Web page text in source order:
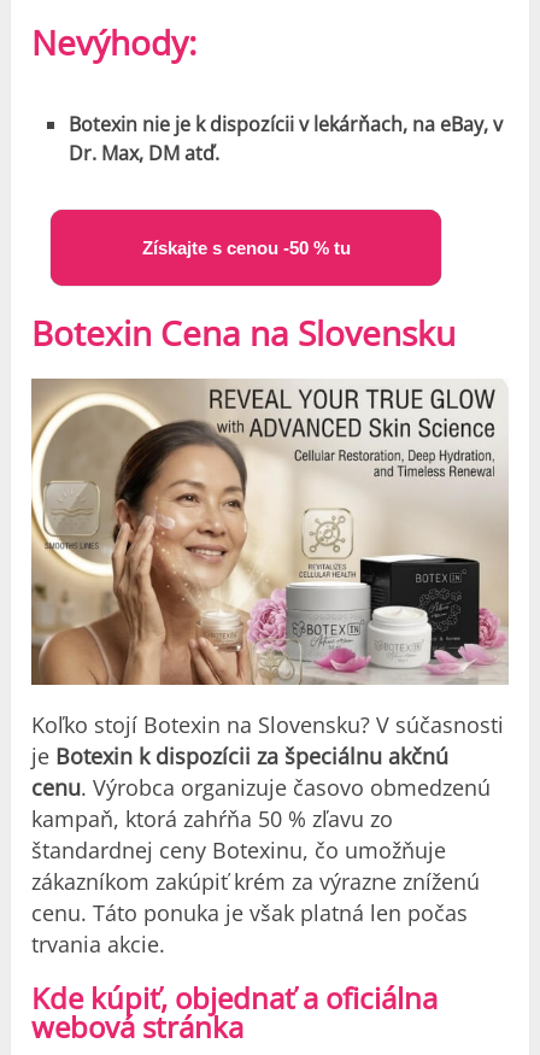
Nevýhody:
Botexin nie je k dispozícii v lekárňach, na eBay, v
Dr. Max, DM atď.
Získajte s cenou -50 % tu
Botexin Cena na Slovensku
Koľko stojí Botexin na Slovensku? V súčasnosti
je Botexin k dispozícii za špeciálnu akčnú
cenu. Výrobca organizuje časovo obmedzenú
kampaň, ktorá zahŕňa 50 % zľavu zo
štandardnej ceny Botexinu, čo umožňuje
zákazníkom zakúpiť krém za výrazne zníženú
cenu. Táto ponuka je však platná len počas
trvania akcie.
Kde kúpiť, objednať a oficiálna
webová stránka